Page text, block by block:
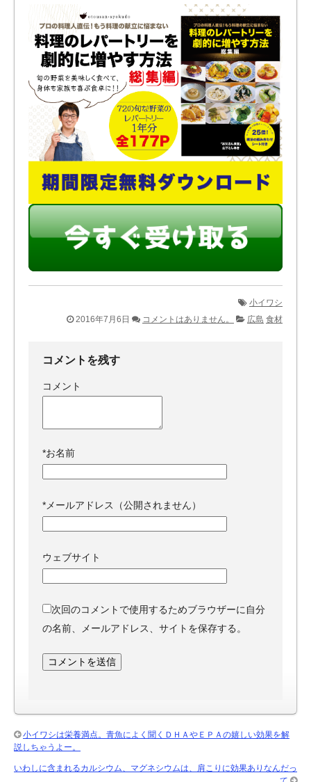
小イワシ
2016年7月6日
コメントはありません。 広島 食材
コメントを残す
コメント
*お名前
* メールアドレス（公開されません）
ウェブサイト
次回のコメントで使用するためブラウザーに自分
の名前、メールアドレス、サイトを保存する。
小イワシは栄養満点。青魚によく聞くＤＨＡやＥＰＡの嬉しい効果を解
説しちゃうよー。
いわしに含まれるカルシウム、マグネシウムは、肩こりに効果ありなんだっ